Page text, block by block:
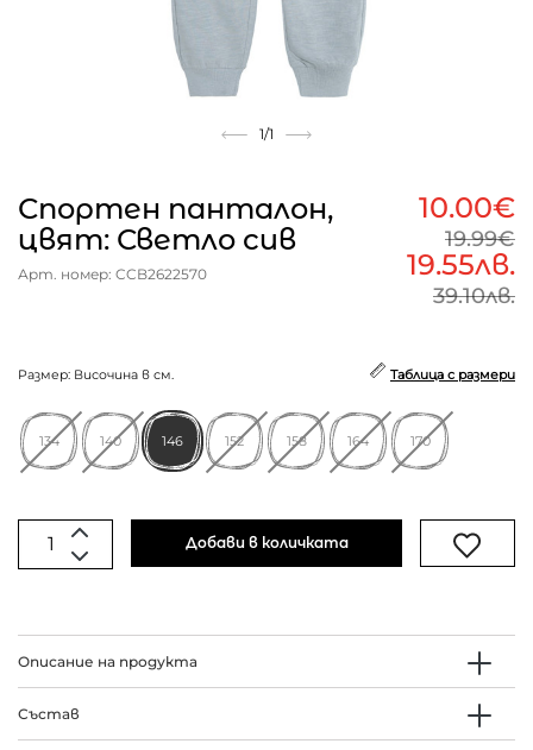
1/1
Спортен панталон,
цвят: Светло сив
Арт. номер: CCB2622570
10.00€
19.99€
19.55лв.
39.10лв.
Размер: Височина в см. Таблица с размери
134 140 146 152 158 164 170
Добави в количката
Описание на продукта
Състав